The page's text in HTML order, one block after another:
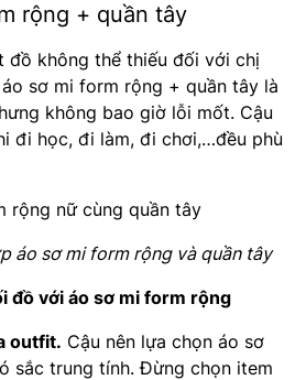
rộng + quần tây
đồ không thể thiếu đối với chị
sơ mi form rộng + quần tây là
không bao giờ lỗi mốt. Cậu
đi học, đi làm, đi chơi,…đều phù
áo sơ mi form rộng và quần tây
đồ với áo sơ mi form rộng
outfit. Cậu nên lựa chọn áo sơ
sắc trung tính. Đừng chọn item